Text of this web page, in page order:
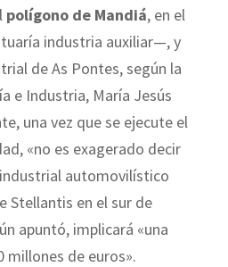
polígono de Mandiá, en el
industria auxiliar—, y
de As Pontes, según la
e Industria, María Jesús
una vez que se ejecute el
«no es exagerado decir
automovilístico
Stellantis en el sur de
apuntó, implicará «una
millones de euros».